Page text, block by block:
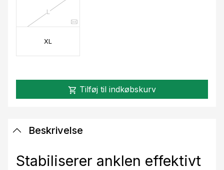
L
XL
shopping_cart Tilføj til indkøbskurv
Beskrivelse
Stabiliserer anklen effektivt